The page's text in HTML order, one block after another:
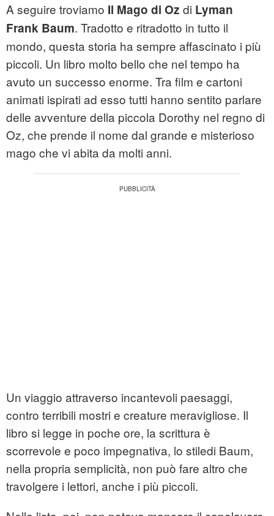
A seguire troviamo Il Mago di Oz di Lyman
Frank Baum. Tradotto e ritradotto in tutto il
mondo, questa storia ha sempre affascinato i più
piccoli. Un libro molto bello che nel tempo ha
avuto un successo enorme. Tra film e cartoni
animati ispirati ad esso tutti hanno sentito parlare
delle avventure della piccola Dorothy nel regno di
Oz, che prende il nome dal grande e misterioso
mago che vi abita da molti anni.
Un viaggio attraverso incantevoli paesaggi,
contro terribili mostri e creature meravigliose. Il
libro si legge in poche ore, la scrittura è
scorrevole e poco impegnativa, lo stiledi Baum,
nella propria semplicità, non può fare altro che
travolgere i lettori, anche i più piccoli.